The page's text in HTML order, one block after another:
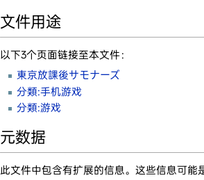
文件用途
以下3个页面链接至本文件：
東京放課後サモナーズ
分類:手机游戏
分類:游戏
元数据
此文件中包含有扩展的信息。这些信息可